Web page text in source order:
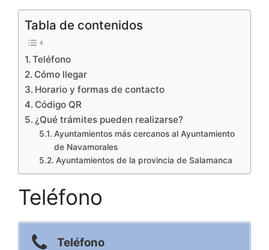
Tabla de contenidos
Teléfono
Cómo llegar
Horario y formas de contacto
Código QR
¿Qué trámites pueden realizarse?
Ayuntamientos más cercanos al Ayuntamiento
de Navamorales
Ayuntamientos de la provincia de Salamanca
Teléfono
Teléfono